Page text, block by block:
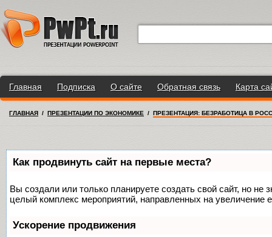
Главная Подписка О сайте Обратная связь Карта
ГЛАВНАЯ / ПРЕЗЕНТАЦИИ ПО ЭКОНОМИКЕ / ПРЕЗЕНТАЦИЯ: БЕЗРАБОТИЦА В
Как продвинуть сайт на первые места?
Вы создали или только планируете создать свой сайт, но не
целый комплекс мероприятий, направленных на увеличение
Ускорение продвижения